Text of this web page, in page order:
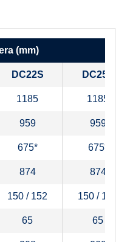
(mm)
DC22S DC25S
1185 1185
959 959
675* 675*
874 874
150 / 152 150 / 152
65 65